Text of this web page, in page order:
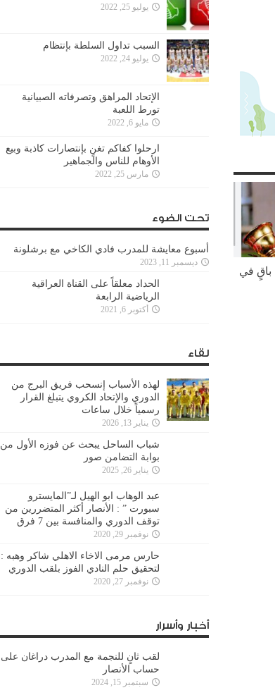
باقٍ في
يوليو 25, 2022
السبب تداول السلطة بإنتظام
يوليو 24, 2022
الإتحاد المراهق وتصرفاته الصبيانية
تورط اللعبة
مايو 6, 2022
ارحلوا كفاكم تغنٍ بإنتصارات كاذبة وبيع
الأوهام للناس والجماهير
مارس 25, 2022
تحت الضوء
أسبوع معايشة للمدرب فادي الكاخي مع برشلونة
ديسمبر 11, 2023
الحداد معلقاً على القناة العراقية
الرياضية الرابعة
أكتوبر 6, 2021
لقاء
لهذه الأسباب إنسحب فريق البرج من
الدوري والإتحاد الكروي يتبلغ القرار
رسمياً خلال ساعات
يناير 13, 2026
شباب الساحل يبحث عن فوزه الأول من
بوابة التضامن صور
يناير 26, 2025
عبد الوهاب ابو الهيل لـ”المايسترو
سبورت ” : الأنصار أكثر المتضررين من
توقف الدوري والمنافسة بين 7 فرق
نوفمبر 29, 2020
حارس مرمى الاخاء الاهلي شاكر وهبه :
لتحقيق حلم النادي الفوز بلقب الدوري
نوفمبر 27, 2020
أخبار وأسرار
لقب ثانٍ للنجمة مع المدرب دراغان على
حساب الأنصار
سبتمبر 15, 2024